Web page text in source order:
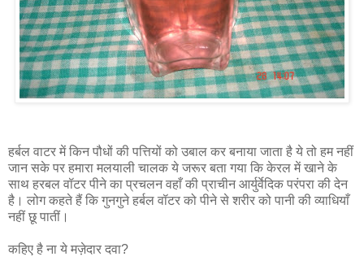
हर्बल वाटर में किन पौधों की पत्तियों को उबाल कर बनाया जाता है ये तो हम नहीं
जान सके पर हमारा मलयाली चालक ये जरूर बता गया कि केरल में खाने के
साथ हरबल वॉटर पीने का प्रचलन वहाँ की प्राचीन आर्युर्वेदिक परंपरा की देन
है। लोग कहते हैं कि गुनगुने हर्बल वॉटर को पीने से शरीर को पानी की व्याधियाँ
नहीं छू पातीं।
कहिए है ना ये मज़ेदार दवा?